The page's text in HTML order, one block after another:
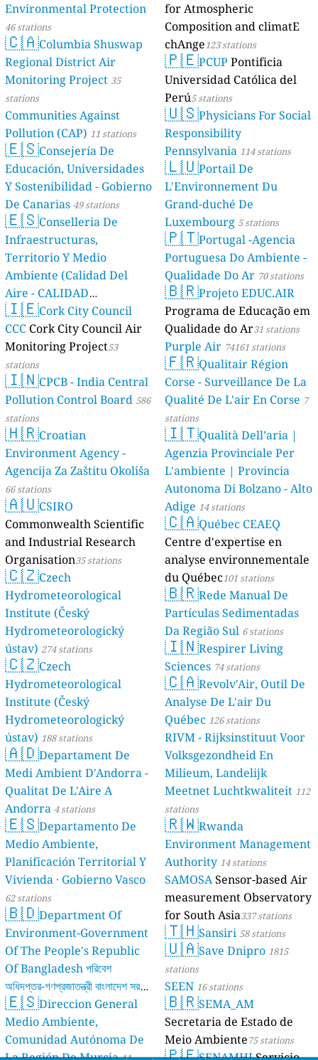
Environmental Protection
46 stations
🇨🇦Columbia Shuswap
Regional District Air
Monitoring Project 35
stations
Communities Against
Pollution (CAP) 11 stations
🇪🇸Consejería De
Educación, Universidades
Y Sostenibilidad - Gobierno
De Canarias 49 stations
🇪🇸Conselleria De
Infraestructuras,
Territorio Y Medio
Ambiente (Calidad Del
Aire - CALIDAD
AMBIENTAL) 23 stations
🇮🇪Cork City Council
CCC Cork City Council Air
Monitoring Project53
stations
🇮🇳CPCB - India Central
Pollution Control Board 586
stations
🇭🇷Croatian
Environment Agency -
Agencija Za Zaštitu Okoliša
66 stations
🇦🇺CSIRO
Commonwealth Scientific
and Industrial Research
Organisation35 stations
🇨🇿Czech
Hydrometeorological
Institute (Český
Hydrometeorologický
ústav) 274 stations
🇨🇿Czech
Hydrometeorological
Institute (Český
Hydrometeorologický
ústav) 188 stations
🇦🇩Departament De
Medi Ambient D'Andorra -
Qualitat De L'Aire A
Andorra 4 stations
🇪🇸Departamento De
Medio Ambiente,
Planificación Territorial Y
Vivienda · Gobierno Vasco
62 stations
🇧🇩Department Of
Environment-Government
Of The People's Republic
Of Bangladesh পরিবেশ
অধিদপ্তর-গণপ্রজাতন্ত্রী বাংলাদেশ সরকার
17 stations
🇪🇸Direccion General
Medio Ambiente,
Comunidad Autónoma De
for Atmospheric
Composition and climatE
chAnge123 stations
🇵🇪PCUP Pontificia
Universidad Católica del
Perú5 stations
🇺🇸Physicians For Social
Responsibility
Pennsylvania 114 stations
🇱🇺Portail De
L'Environnement Du
Grand-duché De
Luxembourg 5 stations
🇵🇹Portugal -Agencia
Portuguesa Do Ambiente -
Qualidade Do Ar 70 stations
🇧🇷Projeto EDUC.AIR
Programa de Educação em
Qualidade do Ar31 stations
Purple Air 74161 stations
🇫🇷Qualitair Région
Corse - Surveillance De La
Qualité De L'air En Corse 7
stations
🇮🇹Qualità Dell’aria |
Agenzia Provinciale Per
L'ambiente | Provincia
Autonoma Di Bolzano - Alto
Adige 14 stations
🇨🇦Québec CEAEQ
Centre d'expertise en
analyse environnementale
du Québec101 stations
🇧🇷Rede Manual De
Partículas Sedimentadas
Da Região Sul 6 stations
🇮🇳Respirer Living
Sciences 74 stations
🇨🇦Revolv'Air, Outil De
Analyse De L'air Du
Québec 126 stations
RIVM - Rijksinstituut Voor
Volksgezondheid En
Milieum, Landelijk
Meetnet Luchtkwaliteit 112
stations
🇷🇼Rwanda
Environment Management
Authority 14 stations
SAMOSASensor-based Air
measurement Observatory
for South Asia337 stations
🇹🇭Sansiri 58 stations
🇺🇦Save Dnipro 1815
stations
SEEN 16 stations
🇧🇷SEMA_AM
Secretaria de Estado de
Meio Ambiente75 stations
🇵🇪